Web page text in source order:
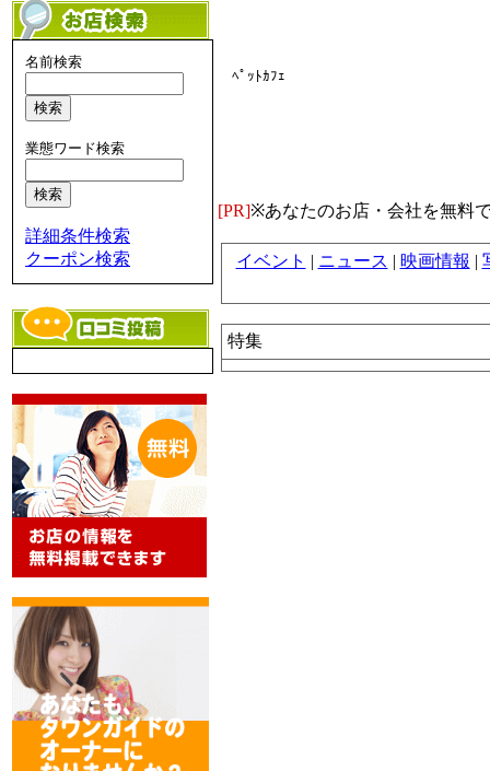
名前検索
業態ワード検索
詳細条件検索
クーポン検索
ﾍﾟｯﾄｶﾌｪ
[PR]※あなたのお店・会社を無料
イベント | ニュース | 映画情報 |
特集